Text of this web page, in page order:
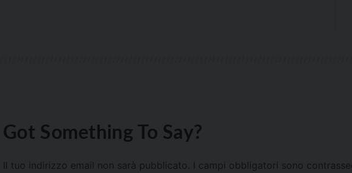
Got Something To Say?
Il tuo indirizzo email non sarà pubblicato. I campi obbligatori sono